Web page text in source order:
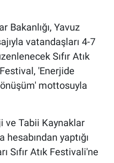
Bakanlığı, Yavuz
vatandaşları 4-7
Sıfır Atık
'Enerjide
mottosuyla
ve Tabii Kaynaklar
hesabından yaptığı
Sıfır Atık Festivali'ne